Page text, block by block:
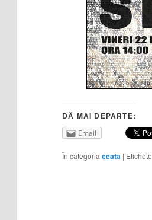
DĂ MAI DEPARTE:
Email
În categoria ceata | Etichete